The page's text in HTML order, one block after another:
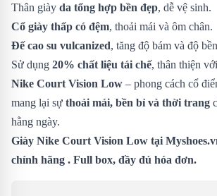
Thân giày da tổng hợp bền đẹp, dễ vệ sinh.
Cổ giày thấp có đệm, thoải mái và ôm chân.
Đế cao su vulcanized, tăng độ bám và độ
Sử dụng 20% chất liệu tái chế, thân thiện
Nike Court Vision Low – phong cách cổ
mang lại sự thoải mái, bền bỉ và thời trang
hằng ngày.
Giày Nike Court Vision Low tại
chính hãng . Full box, đầy đủ hóa đơn.